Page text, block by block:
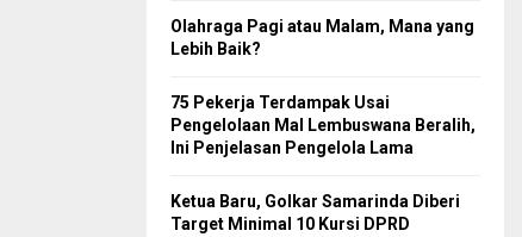
Olahraga Pagi atau Malam, Mana yang
Lebih Baik?
75 Pekerja Terdampak Usai
Pengelolaan Mal Lembuswana Beralih,
Ini Penjelasan Pengelola Lama
Ketua Baru, Golkar Samarinda Diberi
Target Minimal 10 Kursi DPRD